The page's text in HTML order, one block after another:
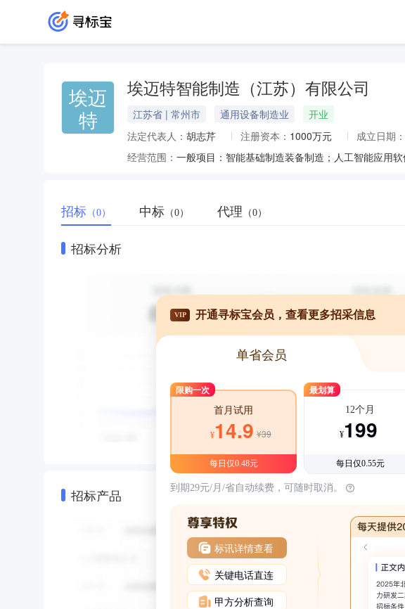
埃迈
特
埃迈特智能制造（江苏）有限公司
江苏省 | 常州市 通用设备制造业
开业
法定代表人： 胡志芹 注册资本： 1000万元 成立日期：
经营范围：
招标 （0） 中标 （0） 代理 （0）
招标分析
招标产品
VIP 开通寻标宝会员，查看更多招采信息
单省会员
限购一次
首月试用
¥14.9 ¥39
每日仅0.48元
最划算
12个月
¥199
每日仅0.55元
到期29元/月/省自动续费，可随时取消。
标讯详情查看
关键电话直连
甲方分析查询